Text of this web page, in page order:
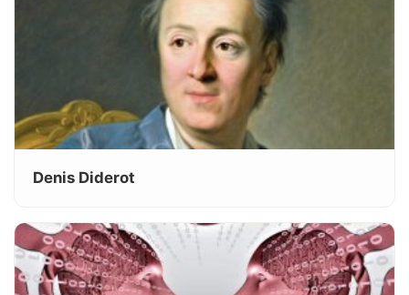
Denis Diderot